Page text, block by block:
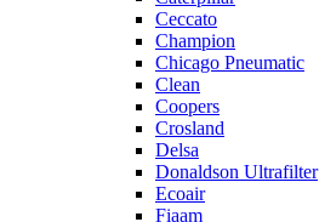
Ceccato
Champion
Chicago Pneumatic
Clean
Coopers
Crosland
Delsa
Donaldson Ultrafilter
Ecoair
Fiaam